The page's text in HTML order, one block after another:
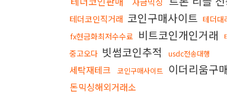
테더코인직거래 코인구매사이트 테더대
fx현금화최저수수료 비트코인개인거래
중고오다 빗썸코인추적 usdc전송대행
세탁재테크 코인구매사이트 이더리움구매
돈믹싱해외거래소